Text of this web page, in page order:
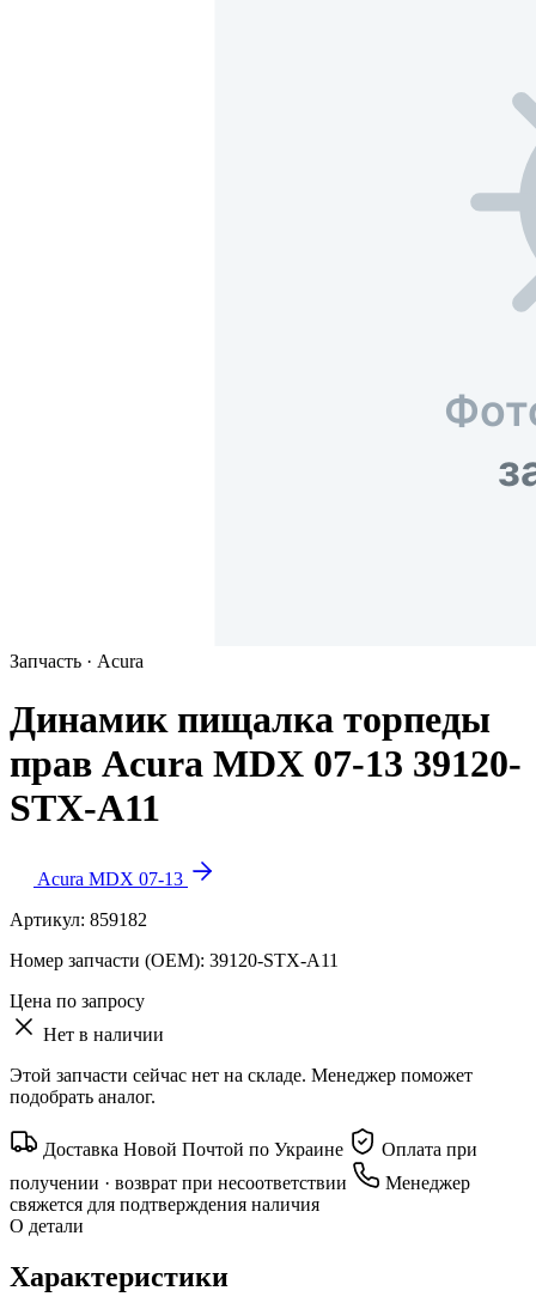
Запчасть · Acura
Динамик пищалка торпеды
прав Acura MDX 07-13 39120-
STX-A11
Acura MDX 07-13
Артикул: 859182
Номер запчасти (OEM): 39120-STX-A11
Цена по запросу
Нет в наличии
Этой запчасти сейчас нет на складе. Менеджер поможет
подобрать аналог.
Доставка Новой Почтой по Украине
Оплата при
получении · возврат при несоответствии
Менеджер
свяжется для подтверждения наличия
О детали
Характеристики